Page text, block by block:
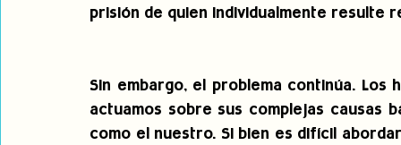
prisión de quien individualmente resulte
Sin embargo, el problema continúa.
actuamos sobre sus complejas causas
como el nuestro. Si bien es difícil